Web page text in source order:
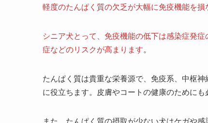
軽度のたんぱく質の欠乏が大幅に免疫機能を損
シニア犬とって、免疫機能の低下は感染症発
症などのリスクが高まります。
たんぱく質は貴重な栄養源で、免疫系、中枢
に役立ちます。皮膚やコートの健康のためにも
また、たんぱく質の摂取が少ない犬はケガや